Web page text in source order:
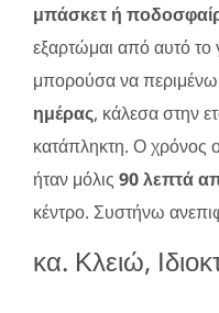
μπάσκετ ή
εξαρτώμαι από αυτό το
μπορούσα να περιμένω
ημέρας, κάλεσα στην
κατάπληκτη. Ο χρόνος
ήταν μόλις 90 λεπτά
κέντρο. Συστήνω
κα. Κλειώ,